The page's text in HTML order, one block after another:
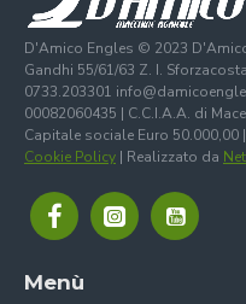
D'Amico Engles © 2023
Gandhi 55/61/63 Z. I.
0733.203301
00082060435 | C.C.I.A.A. di
Capitale sociale Euro 50.000,00 |
Cookie Policy | Realizzato da
Menù